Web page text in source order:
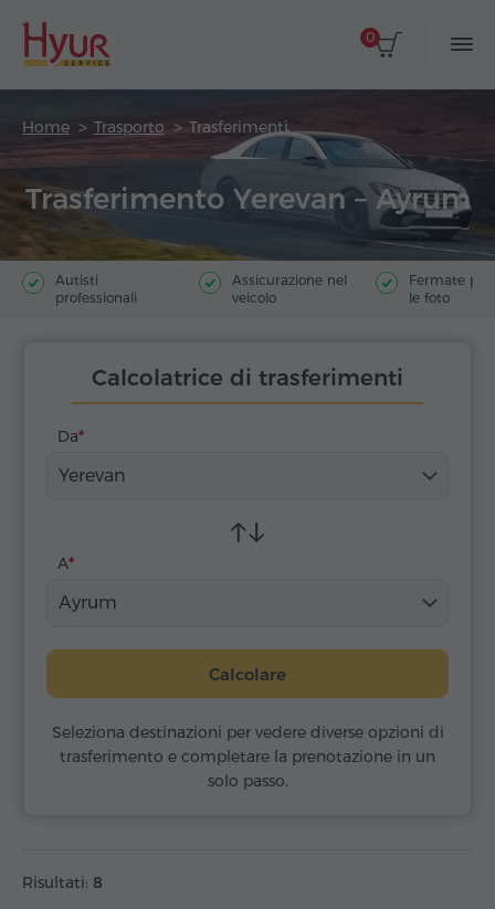
0
Home Trasporto Trasferimenti
Trasferimento Yerevan – Ayrum
Autisti
professionali
Assicurazione nel
veicolo
Fermate
le foto
Calcolatrice di trasferimenti
Da
Yerevan
A
Ayrum
Calcolare
Seleziona destinazioni per vedere diverse opzioni di
trasferimento e completare la prenotazione in un
solo passo.
Risultati: 8